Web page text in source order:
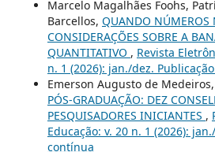
Marcelo Magalhães Foohs,
Barcellos, QUANDO NÚMEROS
CONSIDERAÇÕES SOBRE A
QUANTITATIVO , Revista
n. 1 (2026): jan./dez.
Emerson Augusto de Medeiros,
PÓS-GRADUAÇÃO: DEZ
PESQUISADORES INICIANTES ,
Educação: v. 20 n. 1 (2026):
contínua